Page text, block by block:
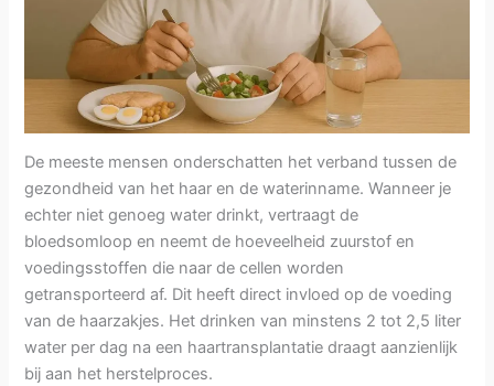
De meeste mensen onderschatten het verband tussen de
gezondheid van het haar en de waterinname. Wanneer je
echter niet genoeg water drinkt, vertraagt de
bloedsomloop en neemt de hoeveelheid zuurstof en
voedingsstoffen die naar de cellen worden
getransporteerd af. Dit heeft direct invloed op de voeding
van de haarzakjes. Het drinken van minstens 2 tot 2,5 liter
water per dag na een haartransplantatie draagt aanzienlijk
bij aan het herstelproces.